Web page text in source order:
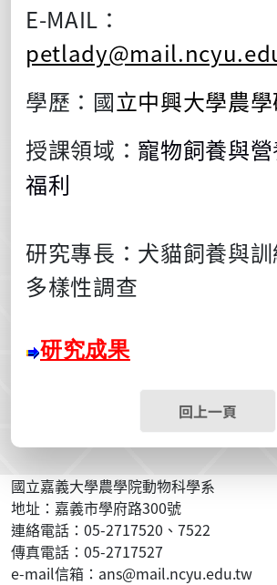
E-MAIL：
學歷：國立中興大學農
授課領域： 寵物飼養與
福利
研究專長：犬貓飼養與
多樣性調查
研究成果
回上一頁
國立嘉義大學農學院動物科學系
地址：嘉義市學府路300號
連絡電話：05-2717520、7522
傳真電話：05-2717527
e-mail信箱：ans@mail.ncyu.edu.tw